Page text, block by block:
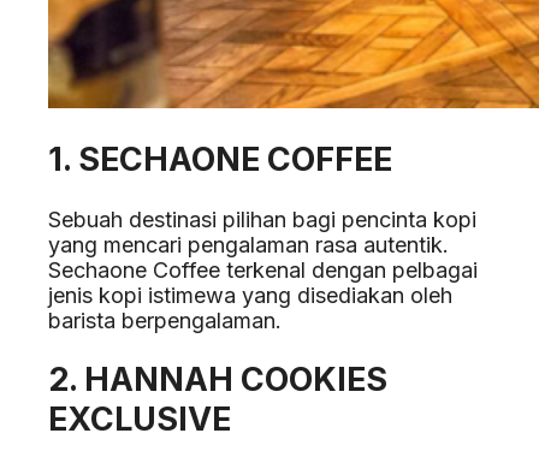
1. SECHAONE COFFEE
Sebuah destinasi pilihan bagi pencinta kopi
yang mencari pengalaman rasa autentik.
Sechaone Coffee terkenal dengan pelbagai
jenis kopi istimewa yang disediakan oleh
barista berpengalaman.
2. HANNAH COOKIES
EXCLUSIVE